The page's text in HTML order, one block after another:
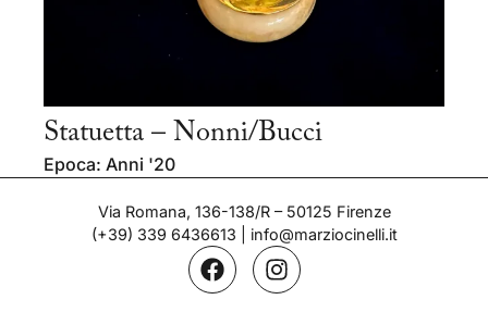
Statuetta – Nonni/Bucci
Epoca: Anni '20
Via Romana, 136-138/R – 50125 Firenze
(+39) 339 6436613
info@marziocinelli.it